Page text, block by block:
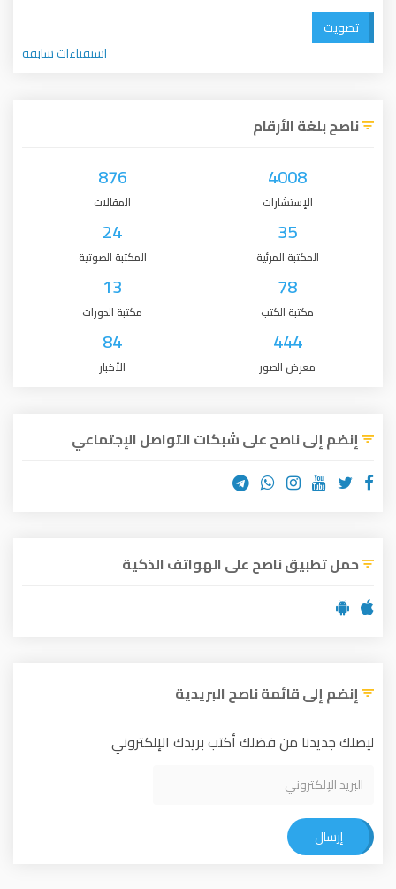
تصويت
استفتاءات سابقة
ناصح بلغة الأرقام
4008
الإستشارات
876
المقالات
35
المكتبة المرئية
24
المكتبة الصوتية
78
مكتبة الكتب
13
مكتبة الدورات
444
معرض الصور
84
الأخبار
إنضم إلى ناصح على شبكات التواصل الإجتماعي
حمل تطبيق ناصح على الهواتف الذكية
إنضم إلى قائمة ناصح البريدية
ليصلك جديدنا من فضلك أكتب بريدك الإلكتروني
إرسال